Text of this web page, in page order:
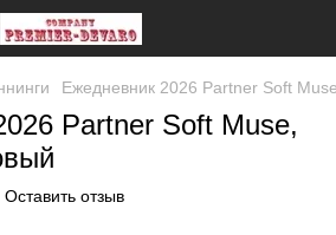
Ежедневник 2026 Partner Soft
Partner Soft Muse,
Оставить отзыв